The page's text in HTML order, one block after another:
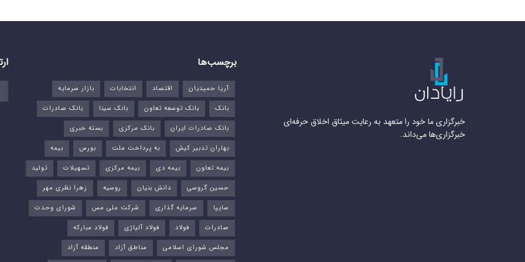
خبرگزاری ما خود را متعهد به رعایت میثاق اخلاق حرفه‌ای
خبرگزاری‌ها می‌داند.
برچسب‌ها
آریا حمیدیان اقتصاد انتخابات
بازار سرمایه
بانک
بانک توسعه تعاون بانک سینا
بانک صادرات
بانک صادرات ایران
بانک مرکزی
بسته خبری
بهاران تدبیر کیش
به پرداخت ملت بورس‌
بیمه
بیمه تعاون
بیمه دی بیمه مرکزی تسهیلات
تولید
حسین گروسی
دانش بنیان روسیه
زهرا نظری مهر
سایپا
سرمایه گذاری شرکت ملی مس
شورای وحدت
صادرات
فولاد فولاد آلیاژی
فولاد مبارکه
مجلس شورای اسلامی
مناطق آزاد منطقه آزاد